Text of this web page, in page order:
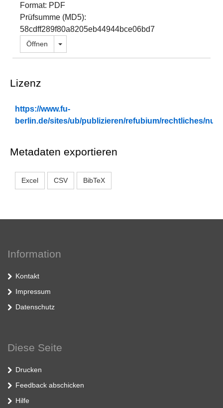
Format: PDF
Prüfsumme (MD5):
58cdff289f80a8205eb44944bce06bd7
Öffnen Dropdown öffnen
Lizenz
https://www.fu-
berlin.de/sites/ub/publizieren/refubium/rechtliches/
Metadaten exportieren
Excel CSV BibTeX
Information
Kontakt
Impressum
Datenschutz
Diese Seite
Drucken
Feedback abschicken
Hilfe